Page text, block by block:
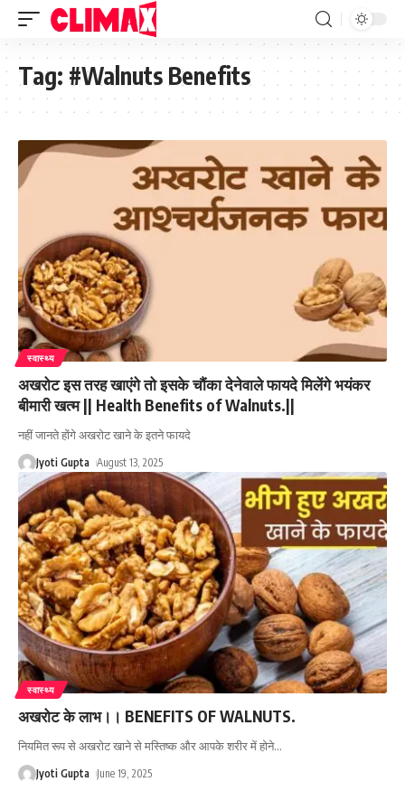
Tag: #Walnuts Benefits
स्वास्थ्य
अखरोट इस तरह खाएंगे तो इसके चौंका देनेवाले फायदे मिलेंगे भयंकर
बीमारी खत्म || Health Benefits of Walnuts.||
नहीं जानते होंगे अखरोट खाने के इतने फायदे
Jyoti Gupta August 13, 2025
स्वास्थ्य
अखरोट के लाभ।। BENEFITS OF WALNUTS.
नियमित रूप से अखरोट खाने से मस्तिष्क और आपके शरीर में होने…
Jyoti Gupta June 19, 2025